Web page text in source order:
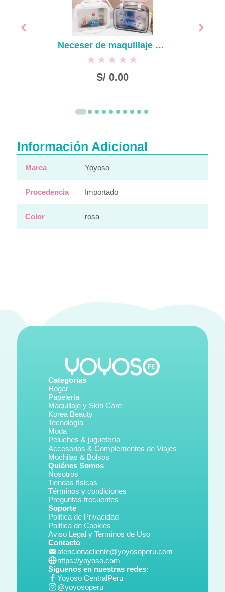
Neceser de maquillaje esmerilada serie Fun friends
S/0.00
Información Adicional
Marca Yoyoso
Procedencia Importado
Color rosa
Categorías
Hogar
Papelería
Maquillaje y Skin Care
Korea Beauty
Tecnología
Moda
Peluches & juguetería
Accesorios & Complementos de Viajes
Mochilas & Bolsos
Quiénes Somos
Nosotros
Tiendas físicas
Términos y condiciones
Preguntas frecuentes
Soporte
Politica de Privacidad
Politica de Cookies
Aviso Legal y Terminos de Uso
Contacto
atencionacliente@yoyosoperu.com
https://yoyoso.com
Síguenos en nuestras redes:
Yoyoso CentralPeru
@yoyosoperu